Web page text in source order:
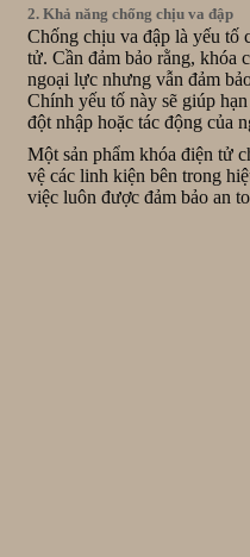
2. Khả năng chống chịu va đập
Chống chịu va đập là yếu tố
tử. Cần đảm bảo rằng, khóa
ngoại lực nhưng vẫn đảm
Chính yếu tố này sẽ giúp
đột nhập hoặc tác động của
Một sản phẩm khóa điện tử
vệ các linh kiện bên trong
việc luôn được đảm bảo an